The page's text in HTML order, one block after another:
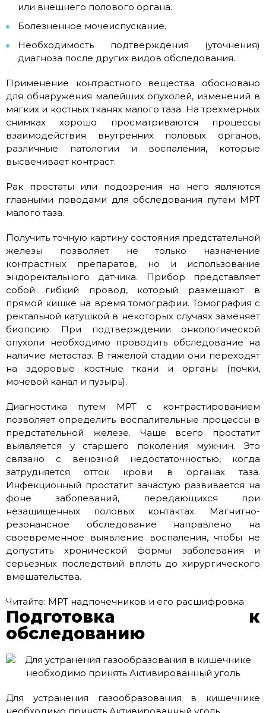
или внешнего полового органа.
Болезненное мочеиспускание.
Необходимость подтверждения (уточнения)
диагноза после других видов обследования.
Применение контрастного вещества обосновано
для обнаружения малейших опухолей, изменений в
мягких и костных тканях малого таза. На трехмерных
снимках хорошо просматриваются процессы
взаимодействия внутренних половых органов,
различные патологии и воспаления, которые
высвечивает контраст.
Рак простаты или подозрения на него являются
главными поводами для обследования путем МРТ
малого таза.
Получить точную картину состояния предстательной
железы позволяет не только назначение
контрастных препаратов, но и использование
эндоректального датчика. Прибор представляет
собой гибкий провод, который размещают в
прямой кишке на время томографии. Томография с
ректальной катушкой в некоторых случаях заменяет
биопсию. При подтверждении онкологической
опухоли необходимо проводить обследование на
наличие метастаз. В тяжелой стадии они переходят
на здоровые костные ткани и органы (почки,
мочевой канал и пузырь).
Диагностика путем МРТ с контрастированием
позволяет определить воспалительные процессы в
предстательной железе. Чаще всего простатит
выявляется у старшего поколения мужчин. Это
связано с венозной недостаточностью, когда
затрудняется отток крови в органах таза.
Инфекционный простатит зачастую развивается на
фоне заболеваний, передающихся при
незащищенных половых контактах. Магнитно-
резонансное обследование направлено на
своевременное выявление воспаления, чтобы не
допустить хронической формы заболевания и
серьезных последствий вплоть до хирургического
вмешательства.
Читайте: МРТ надпочечников и его расшифровка
Подготовка к
обследованию
Для устранения газообразования в кишечнике